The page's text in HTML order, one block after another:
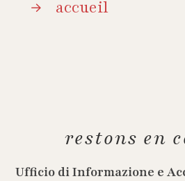
accueil
restons en
Ufficio di Informazione e